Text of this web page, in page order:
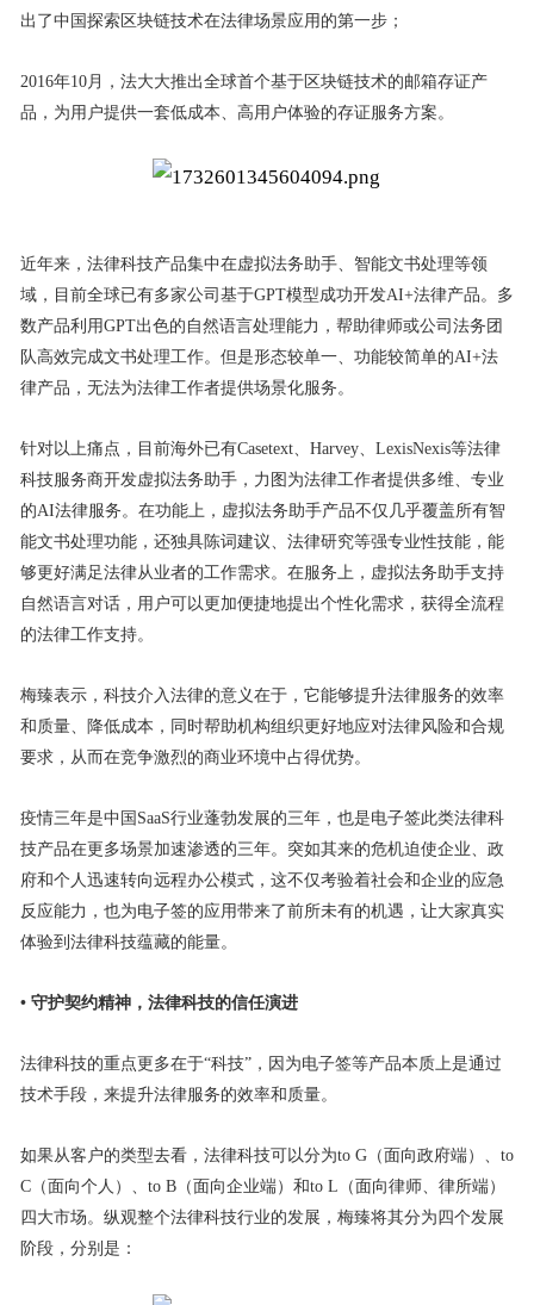
出了中国探索区块链技术在法律场景应用的第一步；
2016年10月，法大大推出全球首个基于区块链技术的邮箱存证产
品，为用户提供一套低成本、高用户体验的存证服务方案。
近年来，法律科技产品集中在虚拟法务助手、智能文书处理等领
域，目前全球已有多家公司基于GPT模型成功开发AI+法律产品。多
数产品利用GPT出色的自然语言处理能力，帮助律师或公司法务团
队高效完成文书处理工作。但是形态较单一、功能较简单的AI+法
律产品，无法为法律工作者提供场景化服务。
针对以上痛点，目前海外已有Casetext、Harvey、LexisNexis等法律
科技服务商开发虚拟法务助手，力图为法律工作者提供多维、专业
的AI法律服务。在功能上，虚拟法务助手产品不仅几乎覆盖所有智
能文书处理功能，还独具陈词建议、法律研究等强专业性技能，能
够更好满足法律从业者的工作需求。在服务上，虚拟法务助手支持
自然语言对话，用户可以更加便捷地提出个性化需求，获得全流程
的法律工作支持。
梅臻表示，科技介入法律的意义在于，它能够提升法律服务的效率
和质量、降低成本，同时帮助机构组织更好地应对法律风险和合规
要求，从而在竞争激烈的商业环境中占得优势。
疫情三年是中国SaaS行业蓬勃发展的三年，也是电子签此类法律科
技产品在更多场景加速渗透的三年。突如其来的危机迫使企业、政
府和个人迅速转向远程办公模式，这不仅考验着社会和企业的应急
反应能力，也为电子签的应用带来了前所未有的机遇，让大家真实
体验到法律科技蕴藏的能量。
• 守护契约精神，法律科技的信任演进
法律科技的重点更多在于“科技”，因为电子签等产品本质上是通过
技术手段，来提升法律服务的效率和质量。
如果从客户的类型去看，法律科技可以分为to G（面向政府端）、to
C（面向个人）、to B（面向企业端）和to L（面向律师、律所端）
四大市场。纵观整个法律科技行业的发展，梅臻将其分为四个发展
阶段，分别是：